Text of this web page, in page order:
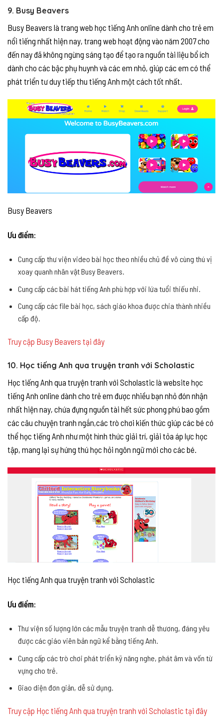
9. Busy Beavers
Busy Beavers là trang web học tiếng Anh online dành cho trẻ em
nổi tiếng nhất hiện nay, trang web hoạt động vào năm 2007 cho
đến nay đã không ngừng sáng tạo để tạo ra nguồn tài liệu bổ ích
dành cho các bậc phụ huynh và các em nhỏ, giúp các em có thể
phát triển tư duy tiếp thu tiếng Anh một cách tốt nhất.
Busy Beavers
Ưu điểm:
Cung cấp thư viện video bài học theo nhiều chủ đề vô cùng thú vị
xoay quanh nhân vật Busy Beavers.
Cung cấp các bài hát tiếng Anh phù hợp với lứa tuổi thiếu nhi.
Cung cấp các file bài học, sách giáo khoa được chia thành nhiều
cấp độ.
Truy cập Busy Beavers tại đây
10. Học tiếng Anh qua truyện tranh với Scholastic
Học tiếng Anh qua truyện tranh với Scholastic là website học
tiếng Anh online dành cho trẻ em được nhiều bạn nhỏ đón nhận
nhất hiện nay, chứa đựng nguồn tài hết sức phong phú bao gồm
các câu chuyện tranh ngắn,các trò chơi kiến thức giúp các bé có
thể học tiếng Anh như một hình thức giải trí, giải tỏa áp lực học
tập, mang lại sự hứng thú học hỏi ngôn ngữ mới cho các bé.
Học tiếng Anh qua truyện tranh với Scholastic
Ưu điểm:
Thư viện số lượng lớn các mẫu truyện tranh dễ thương, đáng yêu
được các giáo viên bản ngữ kể bằng tiếng Anh.
Cung cấp các trò chơi phát triển kỹ năng nghe, phát âm và vốn từ
vựng cho trẻ.
Giao diện đơn giản, dễ sử dụng.
Truy cập Học tiếng Anh qua truyện tranh với Scholastic tại đây